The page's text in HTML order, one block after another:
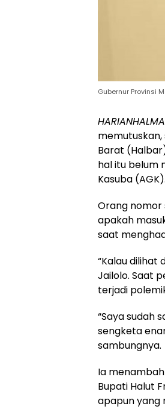
Gubernur Provinsi
Barat
hal itu belum
Kasuba (AGK).
Orang nomor
apakah
saat
“Kalau dilihat
Jailolo. Saat
terjadi
“Saya sudah
sengketa
sambungnya.
Ia
Bupati Halut
apapun yang